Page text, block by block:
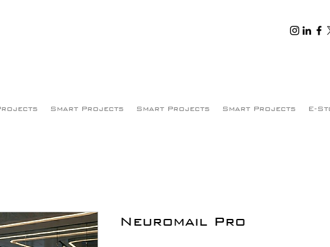
Smart Projects Smart Projects Smart Projects E-
Neuromail Pro